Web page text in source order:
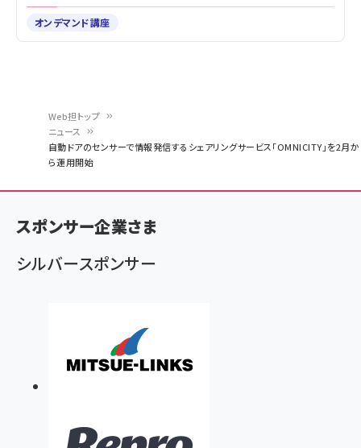
く
ず
Web担トップ
ニュース
自動ドアのセンサーで情報発信するシェアリングサービス「OMNICITY」を2月か
ら運用開始
オンデマンド講座
スポンサー企業さま
シルバースポンサー